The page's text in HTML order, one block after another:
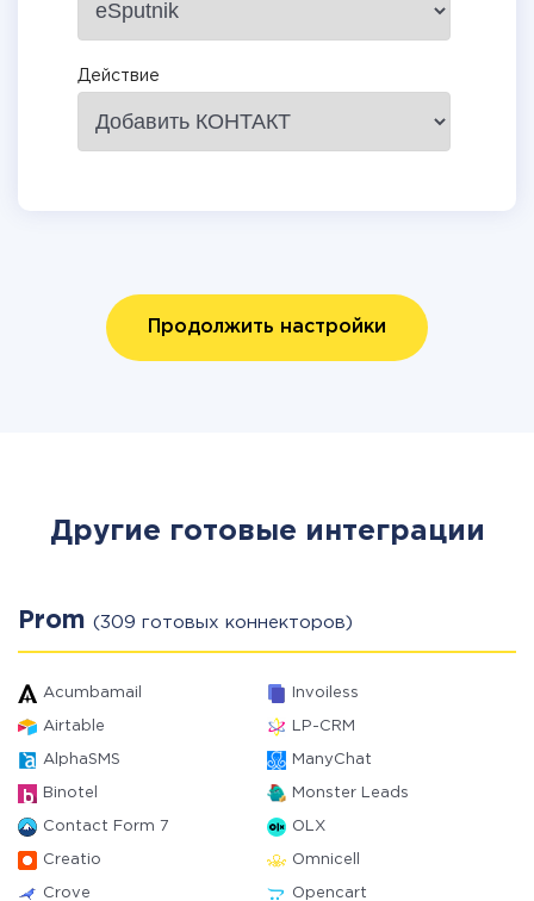
Действие
Продолжить настройки
Другие готовые интеграции
Prom (309 готовых коннекторов)
Acumbamail Invoiless
Airtable LP-CRM
AlphaSMS ManyChat
Binotel Monster Leads
Contact Form 7 OLX
Creatio Omnicell
Crove Opencart